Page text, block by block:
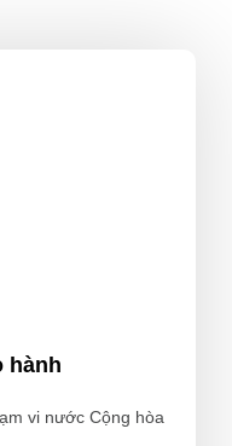
hành
vi nước Cộng hòa